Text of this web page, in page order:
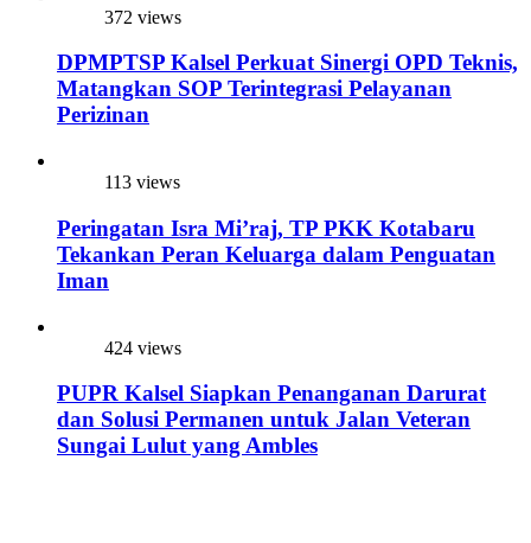
372 views
DPMPTSP Kalsel Perkuat Sinergi OPD Teknis,
Matangkan SOP Terintegrasi Pelayanan
Perizinan
113 views
Peringatan Isra Mi’raj, TP PKK Kotabaru
Tekankan Peran Keluarga dalam Penguatan
Iman
424 views
PUPR Kalsel Siapkan Penanganan Darurat
dan Solusi Permanen untuk Jalan Veteran
Sungai Lulut yang Ambles